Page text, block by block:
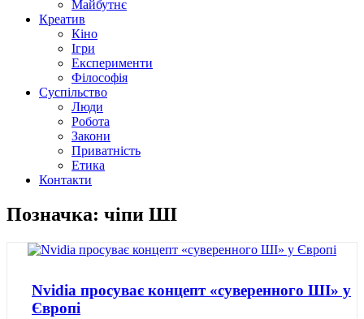
Майбутнє
Креатив
Кіно
Ігри
Експерименти
Філософія
Суспільство
Люди
Робота
Закони
Приватність
Етика
Контакти
Позначка: чіпи ШІ
Nvidia просуває концепт «суверенного ШІ» у
Європі